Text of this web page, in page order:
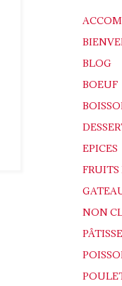
BLOG
BOEUF
EPICES
FRUITS
NON